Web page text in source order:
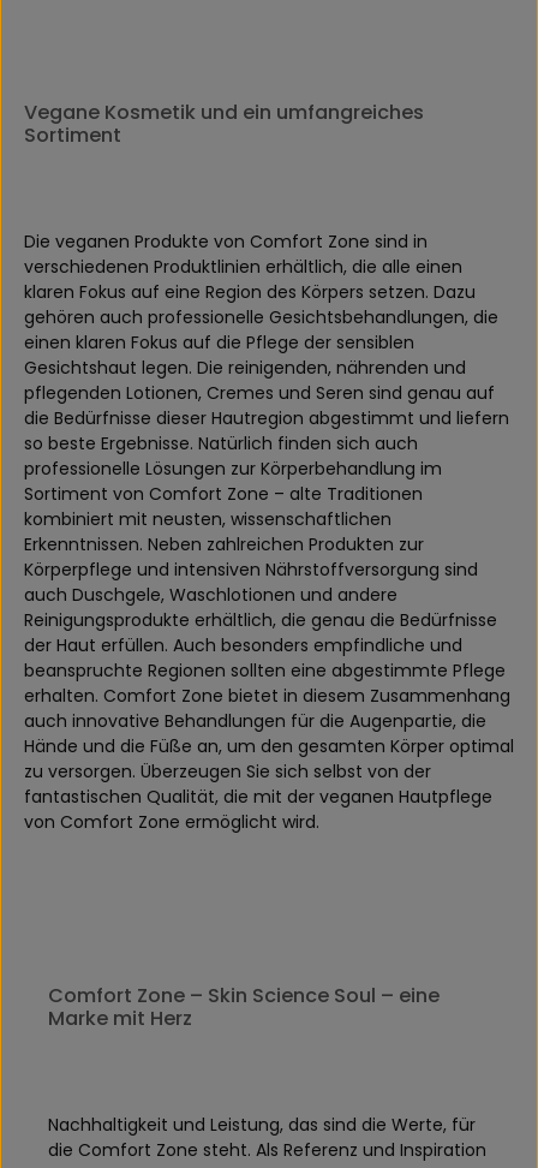
Vegane Kosmetik und ein umfangreiches
Sortiment
Die veganen Produkte von Comfort Zone sind in
verschiedenen Produktlinien erhältlich, die alle einen
klaren Fokus auf eine Region des Körpers setzen. Dazu
gehören auch professionelle Gesichtsbehandlungen, die
einen klaren Fokus auf die Pflege der sensiblen
Gesichtshaut legen. Die reinigenden, nährenden und
pflegenden Lotionen, Cremes und Seren sind genau auf
die Bedürfnisse dieser Hautregion abgestimmt und liefern
so beste Ergebnisse. Natürlich finden sich auch
professionelle Lösungen zur Körperbehandlung im
Sortiment von Comfort Zone – alte Traditionen
kombiniert mit neusten, wissenschaftlichen
Erkenntnissen. Neben zahlreichen Produkten zur
Körperpflege und intensiven Nährstoffversorgung sind
auch Duschgele, Waschlotionen und andere
Reinigungsprodukte erhältlich, die genau die Bedürfnisse
der Haut erfüllen. Auch besonders empfindliche und
beanspruchte Regionen sollten eine abgestimmte Pflege
erhalten. Comfort Zone bietet in diesem Zusammenhang
auch innovative Behandlungen für die Augenpartie, die
Hände und die Füße an, um den gesamten Körper optimal
zu versorgen. Überzeugen Sie sich selbst von der
fantastischen Qualität, die mit der veganen Hautpflege
von Comfort Zone ermöglicht wird.
Comfort Zone – Skin Science Soul – eine
Marke mit Herz
Nachhaltigkeit und Leistung, das sind die Werte, für
die Comfort Zone steht. Als Referenz und Inspiration